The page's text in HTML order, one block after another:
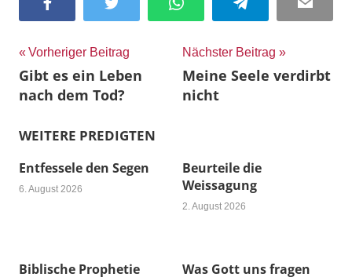
Facebook Twitter WhatsApp Telegram Email
Beitragsnavigation
Vorheriger Beitrag
Gibt es ein Leben
nach dem Tod?
Nächster Beitrag
Meine Seele verdirbt
nicht
WEITERE PREDIGTEN
Entfessele den Segen
6. August 2026
Beurteile die
Weissagung
2. August 2026
Biblische Prophetie
Was Gott uns fragen